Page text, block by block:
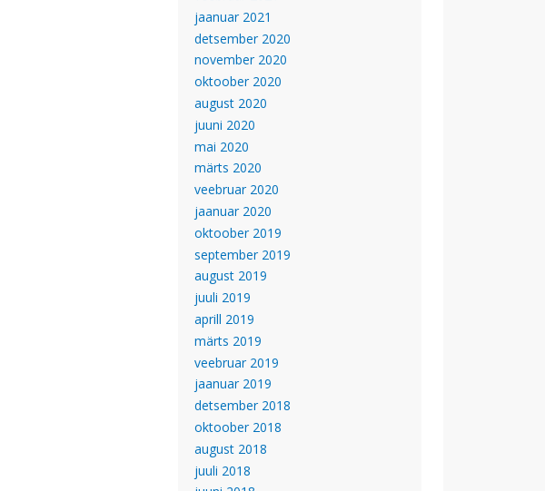
jaanuar 2021
detsember 2020
november 2020
oktoober 2020
august 2020
juuni 2020
mai 2020
märts 2020
veebruar 2020
jaanuar 2020
oktoober 2019
september 2019
august 2019
juuli 2019
aprill 2019
märts 2019
veebruar 2019
jaanuar 2019
detsember 2018
oktoober 2018
august 2018
juuli 2018